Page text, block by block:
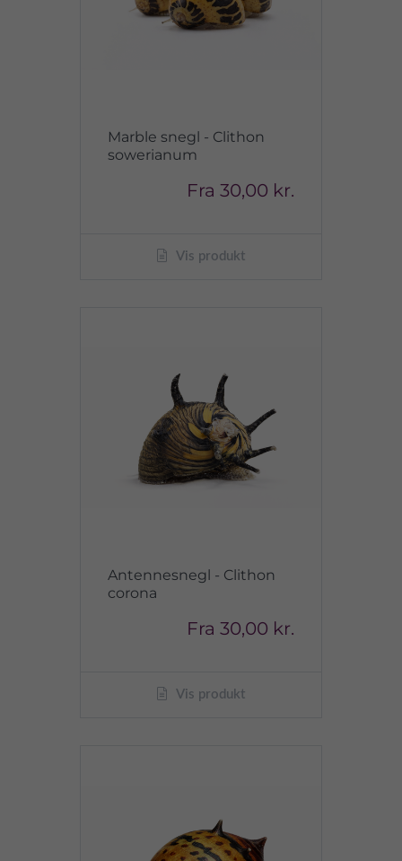
Marble snegl - Clithon
sowerianum
Fra 30,00 kr.
Vis produkt
Antennesnegl - Clithon
corona
Fra 30,00 kr.
Vis produkt